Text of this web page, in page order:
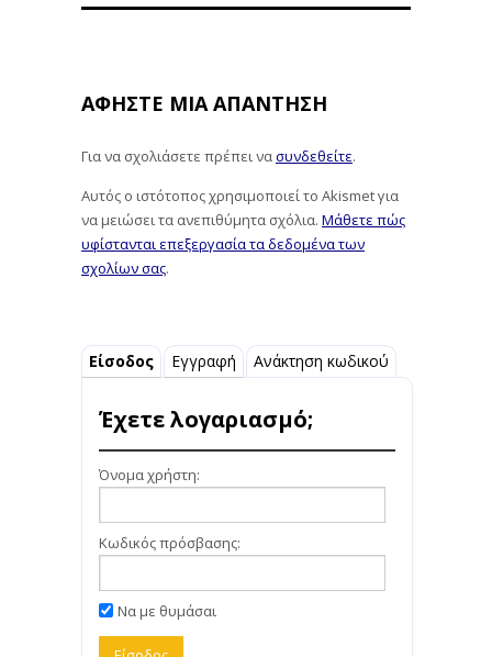
ΑΦΉΣΤΕ ΜΙΑ ΑΠΆΝΤΗΣΗ
Για να σχολιάσετε πρέπει νασυνδεθείτε.
Αυτός ο ιστότοπος χρησιμοποιεί το Akismet για
να μειώσει τα ανεπιθύμητα σχόλια. Μάθετε πώς
υφίστανται επεξεργασία τα δεδομένα των
σχολίων σας.
Είσοδος Εγγραφή Ανάκτηση κωδικού
Έχετε λογαριασμό;
Όνομα χρήστη:
Κωδικός πρόσβασης:
Να με θυμάσαι